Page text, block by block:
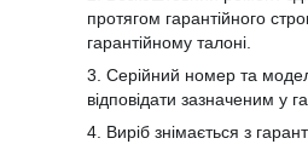
протягом гарантійного
гарантійному талоні.
3. Серійний номер та
відповідати зазначеним у
4. Виріб знімається з